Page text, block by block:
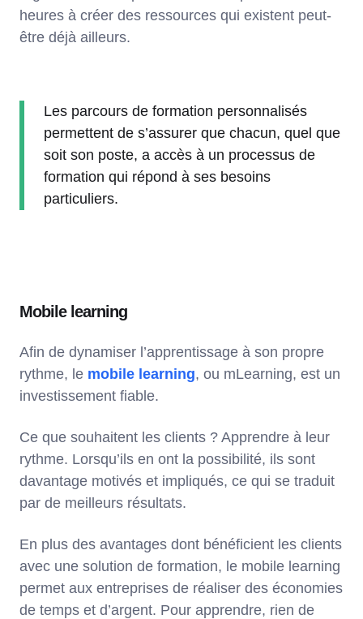
heures à créer des ressources qui existent peut-
être déjà ailleurs.
Les parcours de formation personnalisés
permettent de s’assurer que chacun, quel que
soit son poste, a accès à un processus de
formation qui répond à ses besoins
particuliers.
Mobile learning
Afin de dynamiser l’apprentissage à son propre
rythme, le mobile learning, ou mLearning, est un
investissement fiable.
Ce que souhaitent les clients ? Apprendre à leur
rythme. Lorsqu’ils en ont la possibilité, ils sont
davantage motivés et impliqués, ce qui se traduit
par de meilleurs résultats.
En plus des avantages dont bénéficient les clients
avec une solution de formation, le mobile learning
permet aux entreprises de réaliser des économies
de temps et d’argent. Pour apprendre, rien de